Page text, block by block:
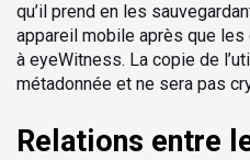
qu’il prend en les
appareil mobile après que
à eyeWitness. La copie de
métadonnée et ne sera pas
Relations entre